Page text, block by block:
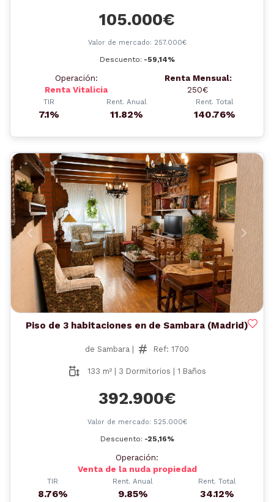
105.000€
Valor de mercado: 257.000€
Descuento: -59,14%
Operación:
Renta Vitalicia
Renta Mensual:
250€
TIR
7.1%
Rent. Anual
11.82%
Rent. Total
140.76%
Anterior
Piso de 3 habitaciones en de Sambara (Madrid)
de Sambara | Ref: 1700
133 m² | 3 Dormitorios | 1 Baños
392.900€
Valor de mercado: 525.000€
Descuento: -25,16%
Operación:
Venta de la nuda propiedad
TIR
8.76%
Rent. Anual
9.85%
Rent. Total
34.12%